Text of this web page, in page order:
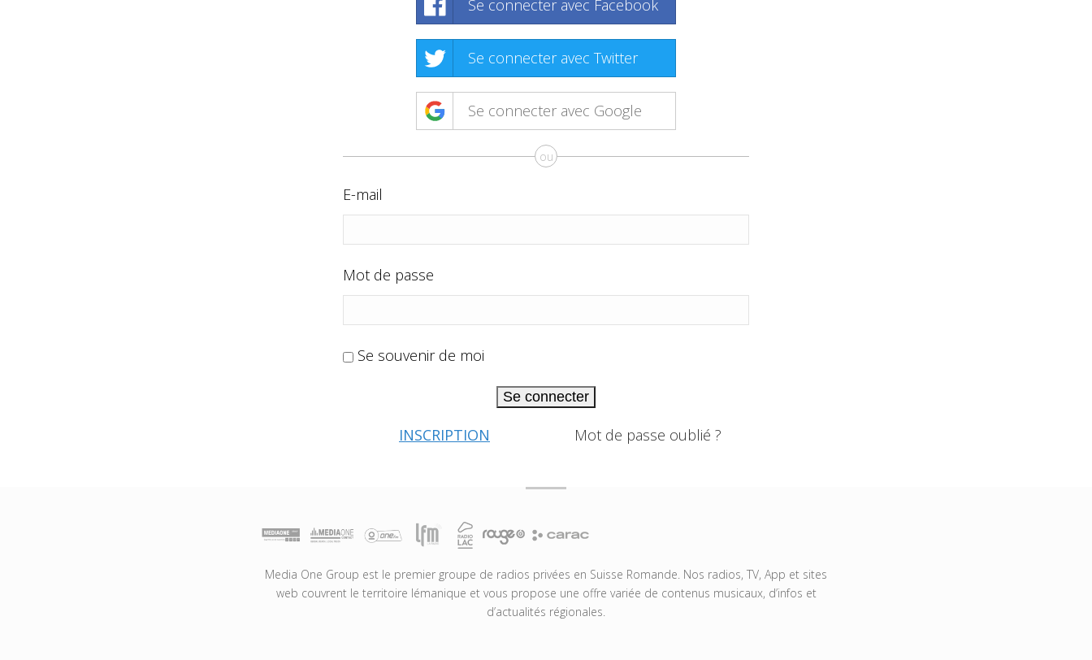
Se connecter avec Facebook
Se connecter avec Twitter
Se connecter avec Google
ou
E-mail
Mot de passe
Se souvenir de moi
Se connecter
INSCRIPTION Mot de passe oublié ?
Media One Group est le premier groupe de radios privées en Suisse Romande. Nos radios, TV, App et sites
web couvrent le territoire lémanique et vous propose une offre variée de contenus musicaux, d’infos et
d’actualités régionales.